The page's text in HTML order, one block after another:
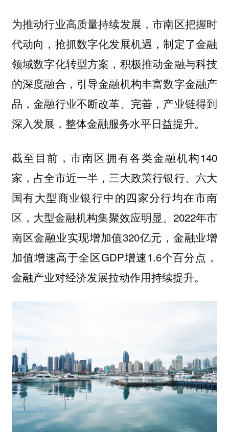
为推动行业高质量持续发展，市南区把握时
代动向，抢抓数字化发展机遇，制定了金融
领域数字化转型方案，积极推动金融与科技
的深度融合，引导金融机构丰富数字金融产
品，金融行业不断改革、完善，产业链得到
深入发展，整体金融服务水平日益提升。
截至目前，市南区拥有各类金融机构140
家，占全市近一半，三大政策行银行、六大
国有大型商业银行中的四家分行均在市南
区，大型金融机构集聚效应明显。2022年市
南区金融业实现增加值320亿元，金融业增
加值增速高于全区GDP增速1.6个百分点，
金融产业对经济发展拉动作用持续提升。